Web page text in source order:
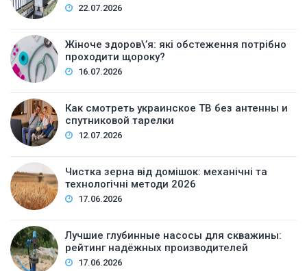
22.07.2026
Жіноче здоров\’я: які обстеження потрібно
проходити щороку?
16.07.2026
Как смотреть украинское ТВ без антенны и
спутниковой тарелки
12.07.2026
Чистка зерна від домішок: механічні та
технологічні методи 2026
17.06.2026
Лучшие глубинные насосы для скважины:
рейтинг надёжных производителей
17.06.2026